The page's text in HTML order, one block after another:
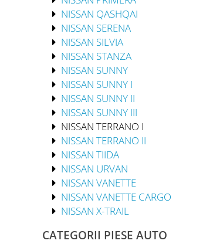
NISSAN QASHQAI
NISSAN SERENA
NISSAN SILVIA
NISSAN STANZA
NISSAN SUNNY
NISSAN SUNNY I
NISSAN SUNNY II
NISSAN SUNNY III
NISSAN TERRANO I
NISSAN TERRANO II
NISSAN TIIDA
NISSAN URVAN
NISSAN VANETTE
NISSAN VANETTE CARGO
NISSAN X-TRAIL
CATEGORII PIESE AUTO